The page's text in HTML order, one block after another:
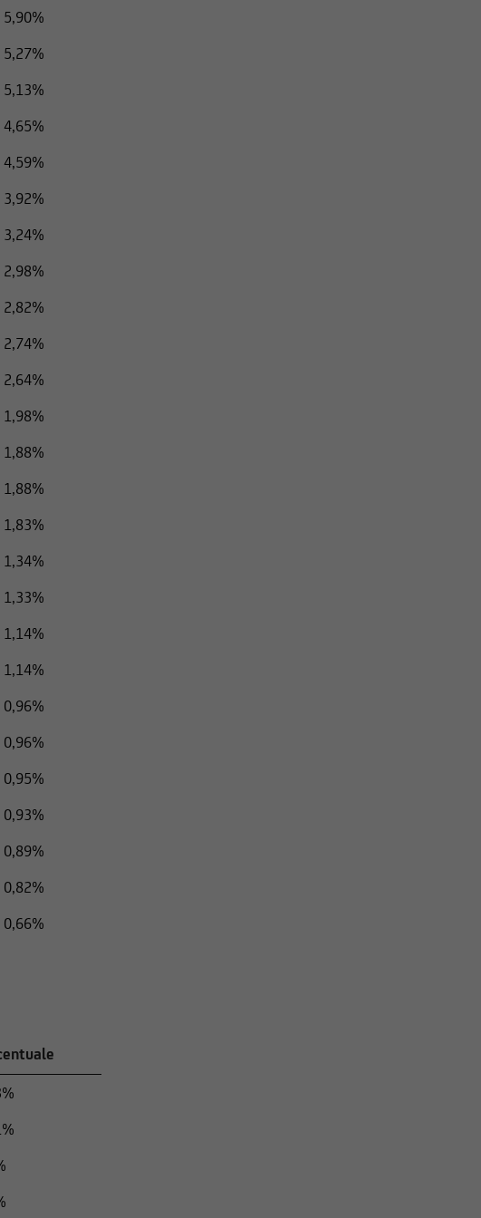
5,90%
5,27%
5,13%
4,65%
4,59%
3,92%
3,24%
2,98%
2,82%
2,74%
2,64%
1,98%
1,88%
1,88%
1,83%
1,34%
1,33%
1,14%
1,14%
0,96%
0,96%
0,95%
0,93%
0,89%
0,82%
0,66%
esenzioni applicabili ai sensi del
a cittadini statunitensi o ad